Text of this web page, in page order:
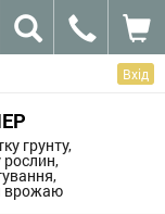
Вхід
грунту,
рослин,
врожаю